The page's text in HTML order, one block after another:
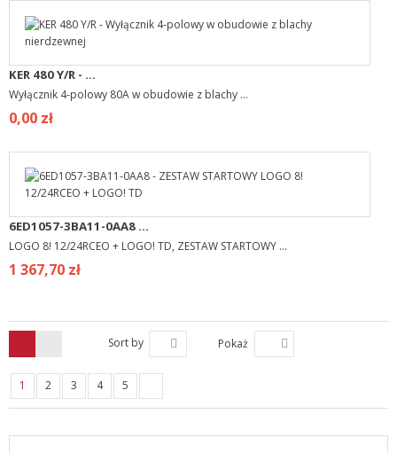
KER 480 Y/R - ...
Wyłącznik 4-polowy 80A w obudowie z blachy ...
0,00 zł
6ED1057-3BA11-0AA8 ...
LOGO 8! 12/24RCEO + LOGO! TD, ZESTAW STARTOWY ...
1 367,70 zł
Sort by Pokaż
1 2 3 4 5